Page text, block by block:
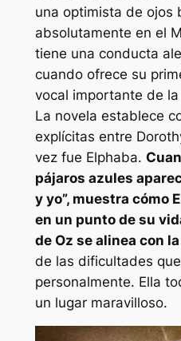
una optimista de ojos
absolutamente en el
tiene una conducta
cuando ofrece su
vocal importante de la
La novela establece
explícitas entre
vez fue Elphaba.
pájaros azules
y yo”, muestra cómo
en un punto de su
de Oz se alinea con
de las dificultades
personalmente. Ella
un lugar maravilloso.